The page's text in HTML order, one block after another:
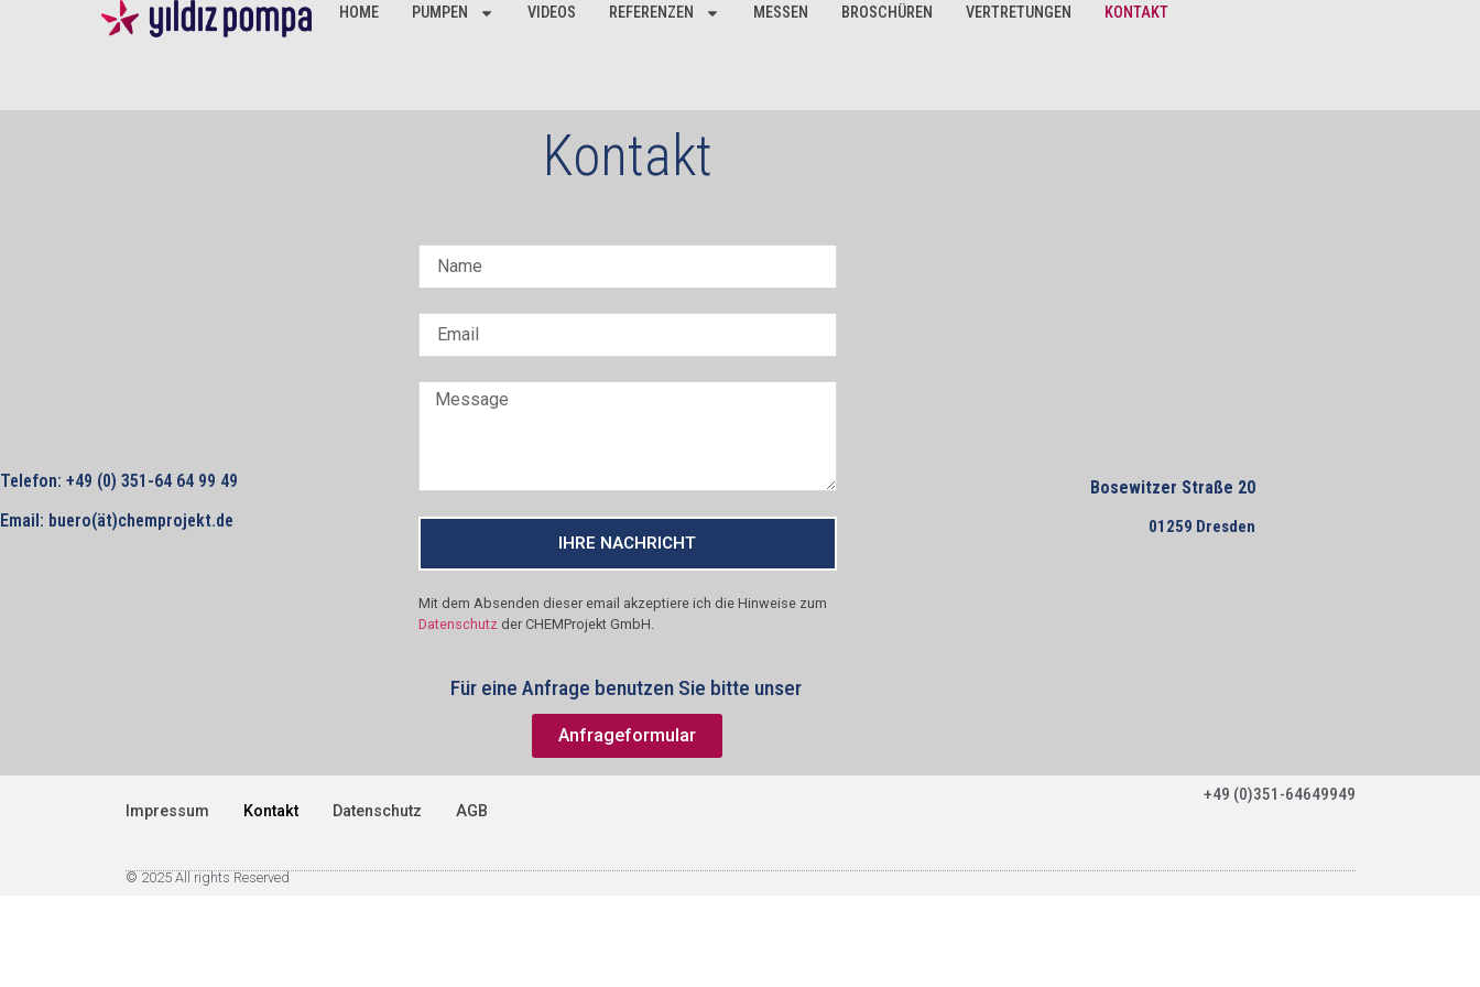
HOME PUMPEN VIDEOS REFERENZEN MESSEN BROSCHÜREN VERTRETUNGEN KONTAKT
Kontakt
Telefon: +49 (0) 351-64 64 99 49
Email: buero(ät)chemprojekt.de
IHRE NACHRICHT
Mit dem Absenden dieser email akzeptiere ich die Hinweise zum
Datenschutz der CHEMProjekt GmbH.
Für eine Anfrage benutzen Sie bitte unser
Anfrageformular
Bosewitzer Straße 20
01259 Dresden
Impressum Kontakt Datenschutz AGB
+49 (0)351-64649949
© 2025 All rights Reserved